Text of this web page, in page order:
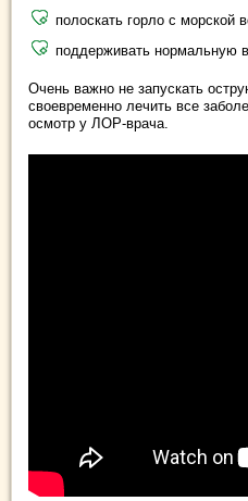
полоскать горло с морской
поддерживать нормальную
Очень важно не запускать
своевременно лечить все
осмотр у ЛОР-врача.